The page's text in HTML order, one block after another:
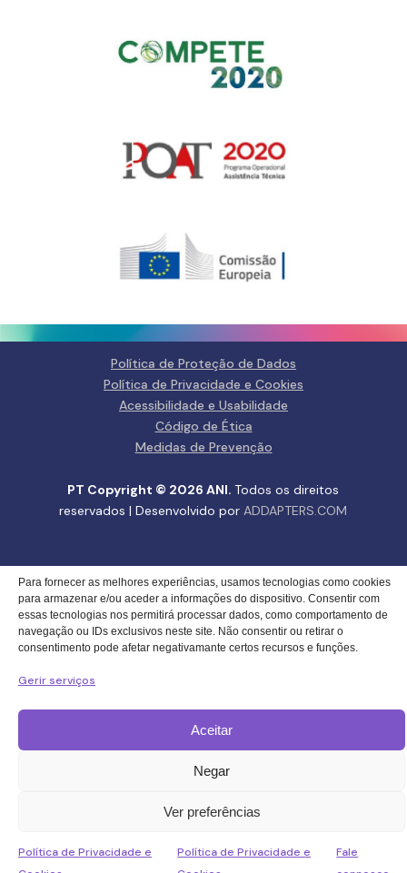
Para fornecer as melhores experiências, usamos tecnologias como cookies
para armazenar e/ou aceder a informações do dispositivo. Consentir com
essas tecnologias nos permitirá processar dados, como comportamento de
navegação ou IDs exclusivos neste site. Não consentir ou retirar o
consentimento pode afetar negativamante certos recursos e funções.
Gerir serviços
Aceitar
Negar
Ver preferências
Política de Privacidade e
Política de Privacidade e
Fale
Política de Proteção de Dados
Política de Privacidade e Cookies
Acessibilidade e Usabilidade
Código de Ética
Medidas de Prevenção
PT Copyright © 2026 ANI. Todos os direitos
reservados | Desenvolvido porADDAPTERS.COM